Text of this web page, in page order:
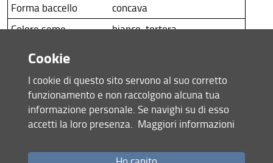
Forma baccello
concava
Colore seme
bianco, tortora
Forma seme
Cookie
I cookie di questo sito servono al suo corretto
funzionamento e non raccolgono alcuna tua
informazione personale. Se navighi su di esso
accetti la loro presenza. Maggiori informazioni